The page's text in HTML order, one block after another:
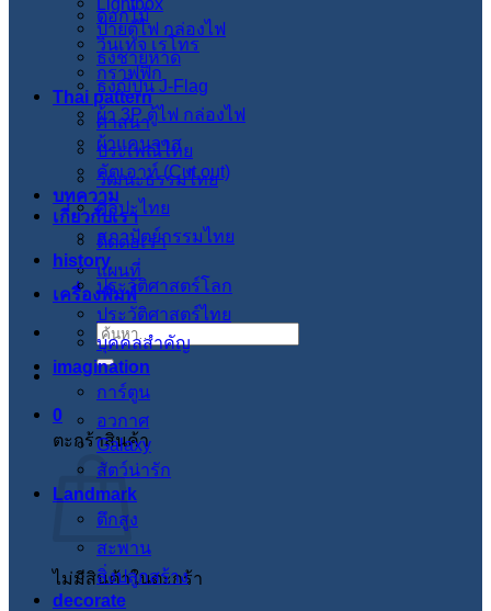
ป้ายตู้ไฟ กล่องไฟ
ธงชายหาด
ธงญี่ปุ่น J-Flag
ผ้า 3P ตู้ไฟ กล่องไฟ
ผ้าแคนวาส
คัตเอาท์ (Cut out)
บทความ
เกี่ยวกับเรา
ติดต่อเรา
แผนที่
เครื่องพิมพ์
ค้นหา:
0
ตะกร้าสินค้า
ไม่มีสินค้าในตะกร้า
ดอกไม้
วินเทจ เรโทร
กราฟฟิก
Thai pattern
ศาสนา
ประเพณีไทย
วัฒนะธรรมไทย
ศิลปะไทย
สภาปัตย์กรรมไทย
history
ประวัติศาสตร์โลก
ประวัติศาสตร์ไทย
บุคคลสำคัญ
imagination
การ์ตูน
อวกาศ
Galaxy
สัตว์น่ารัก
Landmark
ตึกสูง
สะพาน
สิ่งปลูกสร้าง
decorate